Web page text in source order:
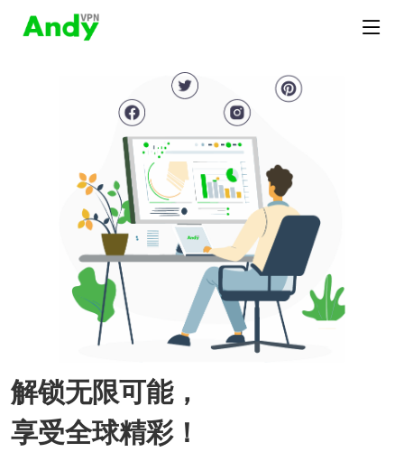
解锁无限可能，
享受全球精彩！